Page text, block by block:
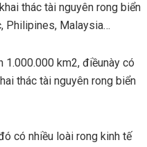
thác tài nguyên rong biển
Philipines, Malaysia…
1.000.000 km2, điềunày có
thác tài nguyên rong biển
có nhiều loài rong kinh tế